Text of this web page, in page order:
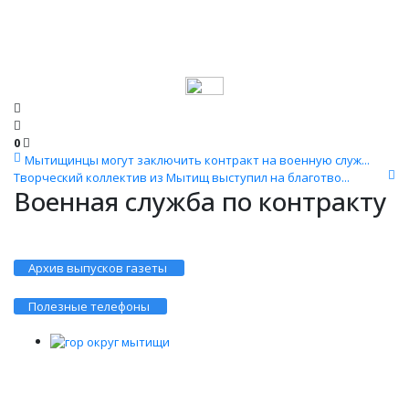
0
Мытищинцы могут заключить контракт на военную служ...
Творческий коллектив из Мытищ выступил на благотво...
Военная служба по контракту
Архив выпусков газеты
Полезные телефоны